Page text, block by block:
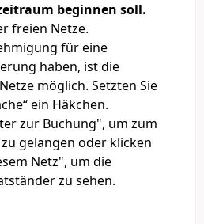
beginnen soll.
freien Netze.
für eine
haben, ist die
möglich. Setzten Sie
ein Häkchen.
zur Buchung", um zum
gelangen oder klicken
Netz", um die
zu sehen.